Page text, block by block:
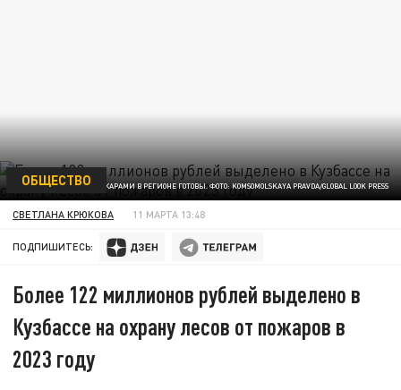
К БОРЬБЕ С ПОЖАРАМИ В РЕГИОНЕ ГОТОВЫ. ФОТО: KOMSOMOLSKAYA PRAVDA/GLOBAL LOOK PRESS
ОБЩЕСТВО
СВЕТЛАНА КРЮКОВА 11 МАРТА 13:48
ПОДПИШИТЕСЬ:
Более 122 миллионов рублей выделено в
Кузбассе на охрану лесов от пожаров в
2023 году